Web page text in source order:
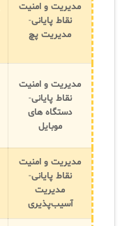
مدیریت و امنیت
نقاط پایانی-
مدیریت پچ
مدیریت و امنیت
نقاط پایانی-
دستگاه های
موبایل
مدیریت و امنیت
نقاط پایانی-
مدیریت
آسیب‌پذیری